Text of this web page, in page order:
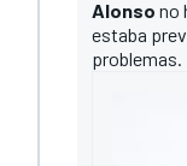
Alonso no
estaba
problemas.